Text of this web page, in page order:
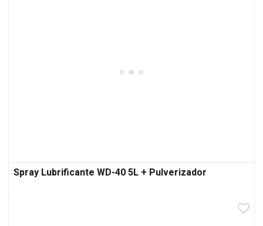
Spray Lubrificante WD-40 5L + Pulverizador